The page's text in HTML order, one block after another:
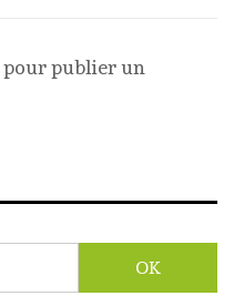
pour publier un